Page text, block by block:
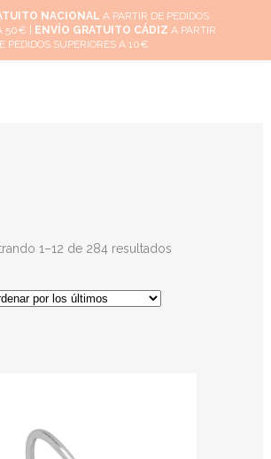
1–12 de 284 resultados
NACIONAL A PARTIR DE PEDIDOS
50€ |
ENVÍO GRATUITO CÁDIZ A PARTIR
PEDIDOS SUPERIORES A 10€